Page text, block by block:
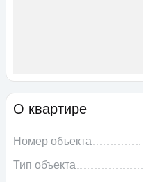
О квартире
Номер объекта
Тип объекта